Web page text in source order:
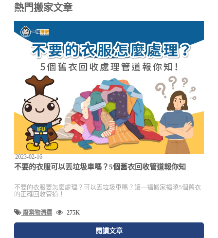
熱門搬家文章
2023-02-16
不要的衣服可以丟垃圾車嗎？5個舊衣回收管道報你知
不要的衣服要怎麼處理？可以丟垃圾車嗎？讓一福搬家揭曉5個舊衣
的正確回收管道！
廢棄物清運 275K
閱讀文章